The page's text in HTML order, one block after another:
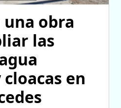
una obra
las
en